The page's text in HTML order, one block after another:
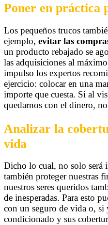
Poner en práctica
Los pequeños trucos
ejemplo, evitar las
un producto rebajado se
las adquisiciones al
impulso los expertos
ejercicio: colocar en una
importe que cuesta. Si al
quedarnos con el dinero,
Analizar la
vida
Dicho lo cual, no solo será
también proteger nuestras
nuestros seres queridos
de inesperadas. Para esto
con un seguro de vida o, si
condicionado y sus